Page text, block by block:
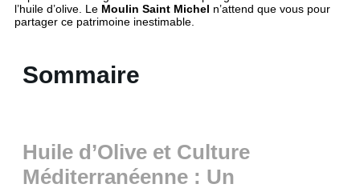
l’huile d’olive. Le Moulin Saint Michel n’attend que vous pour
partager ce patrimoine inestimable.
Sommaire
Huile d’Olive et Culture
Méditerranéenne : Un